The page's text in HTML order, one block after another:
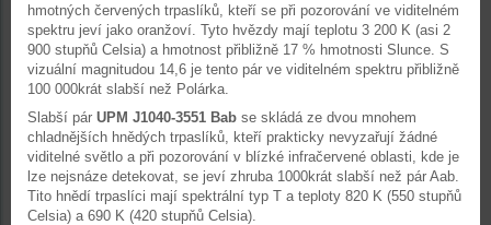
hmotných červených trpaslíků, kteří se při pozorování ve viditelném
spektru jeví jako oranžoví. Tyto hvězdy mají teplotu 3 200 K (asi 2
900 stupňů Celsia) a hmotnost přibližně 17 % hmotnosti Slunce. S
vizuální magnitudou 14,6 je tento pár ve viditelném spektru přibližně
100 000krát slabší než Polárka.
Slabší pár UPM J1040-3551 Bab se skládá ze dvou mnohem
chladnějších hnědých trpaslíků, kteří prakticky nevyzařují žádné
viditelné světlo a při pozorování v blízké infračervené oblasti, kde je
lze nejsnáze detekovat, se jeví zhruba 1000krát slabší než pár Aab.
Tito hnědí trpaslíci mají spektrální typ T a teploty 820 K (550 stupňů
Celsia) a 690 K (420 stupňů Celsia).